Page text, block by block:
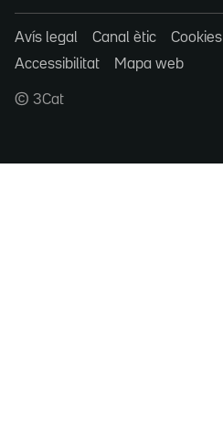
Avís legal Canal ètic Cookies
Accessibilitat
Mapa web
© 3Cat